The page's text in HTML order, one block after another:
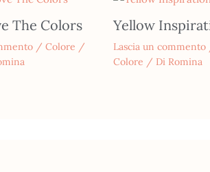
The Colors
/ Colore /
Yellow
Lascia un commento
Colore / Di Romina